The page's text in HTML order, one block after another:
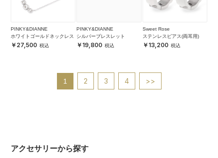
アクセサリーから探す
PINKY&DIANNE
ホワイトゴールドネックレス
27,500
PINKY&DIANNE
シルバーブレスレット
19,800
Sweet Rose
ステンレスピアス(両耳用)
13,200
1 2 3 4 >>